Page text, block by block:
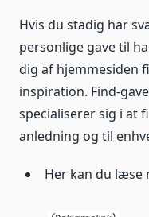
Hvis du stadig har
personlige gave til
dig af hjemmesiden
inspiration. Find-
specialiserer sig i at
anledning og til
Her kan du læse